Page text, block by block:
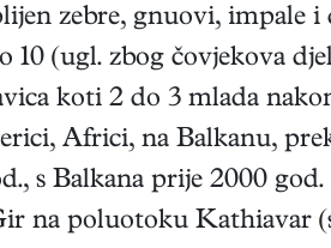
zebre, gnuovi, impale i
(ugl. zbog čovjekova
koti 2 do 3 mlada
Africi, na Balkanu,
s Balkana prije 2000
na poluotoku Kathiavar